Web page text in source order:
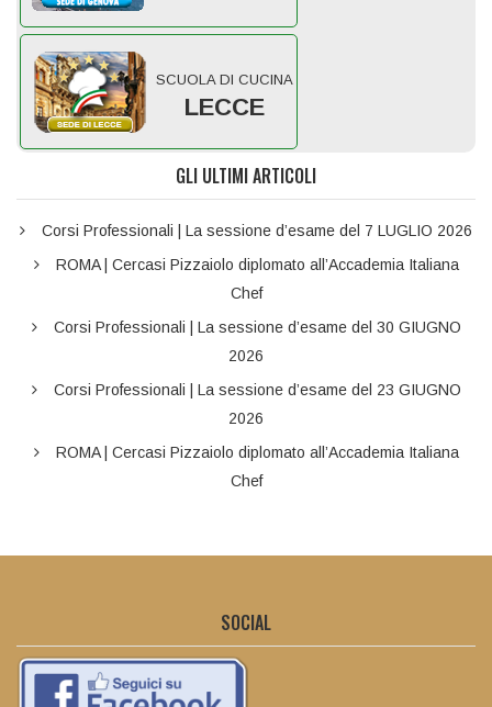
SCUOLA DI CUCINA
LECCE
GLI ULTIMI ARTICOLI
Corsi Professionali | La sessione d’esame del 7 LUGLIO 2026
ROMA | Cercasi Pizzaiolo diplomato all’Accademia Italiana
Chef
Corsi Professionali | La sessione d’esame del 30 GIUGNO
2026
Corsi Professionali | La sessione d’esame del 23 GIUGNO
2026
ROMA | Cercasi Pizzaiolo diplomato all’Accademia Italiana
Chef
SOCIAL